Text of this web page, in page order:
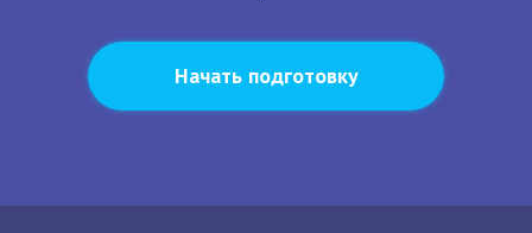
Начать подготовку